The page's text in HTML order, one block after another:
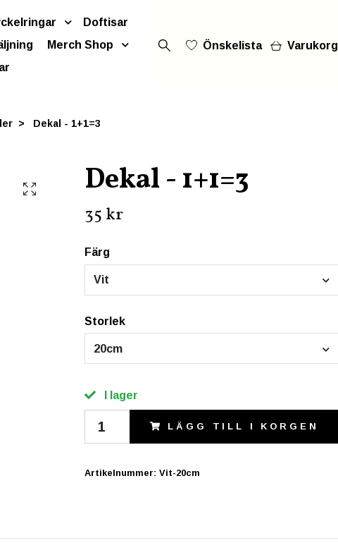
Doftisar
Merch Shop
Önskelista Varukorg
Dekal - 1+1=3
Dekal - 1+1=3
35 kr
Färg
Vit
Storlek
20cm
I lager
LÄGG TILL I KORGEN
Artikelnummer: Vit-20cm